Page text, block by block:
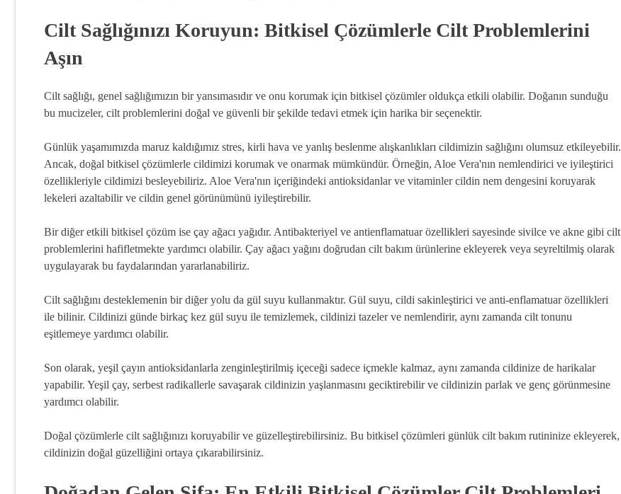
Cilt Sağlığınızı Koruyun: Bitkisel Çözümlerle Cilt Problemlerini
Aşın
Cilt sağlığı, genel sağlığımızın bir yansımasıdır ve onu korumak için bitkisel çözümler oldukça etkili olabilir. Doğanın sunduğu
bu mucizeler, cilt problemlerini doğal ve güvenli bir şekilde tedavi etmek için harika bir seçenektir.
Günlük yaşamımızda maruz kaldığımız stres, kirli hava ve yanlış beslenme alışkanlıkları cildimizin sağlığını olumsuz etkileyebilir.
Ancak, doğal bitkisel çözümlerle cildimizi korumak ve onarmak mümkündür. Örneğin, Aloe Vera'nın nemlendirici ve iyileştirici
özellikleriyle cildimizi besleyebiliriz. Aloe Vera'nın içeriğindeki antioksidanlar ve vitaminler cildin nem dengesini koruyarak
lekeleri azaltabilir ve cildin genel görünümünü iyileştirebilir.
Bir diğer etkili bitkisel çözüm ise çay ağacı yağıdır. Antibakteriyel ve antienflamatuar özellikleri sayesinde sivilce ve akne gibi cilt
problemlerini hafifletmekte yardımcı olabilir. Çay ağacı yağını doğrudan cilt bakım ürünlerine ekleyerek veya seyreltilmiş olarak
uygulayarak bu faydalarından yararlanabiliriz.
Cilt sağlığını desteklemenin bir diğer yolu da gül suyu kullanmaktır. Gül suyu, cildi sakinleştirici ve anti-enflamatuar özellikleri
ile bilinir. Cildinizi günde birkaç kez gül suyu ile temizlemek, cildinizi tazeler ve nemlendirir, aynı zamanda cilt tonunu
eşitlemeye yardımcı olabilir.
Son olarak, yeşil çayın antioksidanlarla zenginleştirilmiş içeceği sadece içmekle kalmaz, aynı zamanda cildinize de harikalar
yapabilir. Yeşil çay, serbest radikallerle savaşarak cildinizin yaşlanmasını geciktirebilir ve cildinizin parlak ve genç görünmesine
yardımcı olabilir.
Doğal çözümlerle cilt sağlığınızı koruyabilir ve güzelleştirebilirsiniz. Bu bitkisel çözümleri günlük cilt bakım rutininize ekleyerek,
cildinizin doğal güzelliğini ortaya çıkarabilirsiniz.